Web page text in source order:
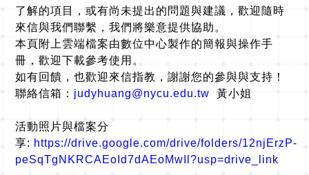
了解的項目，或有尚未提出的問題與建議，歡迎隨時
來信與我們聯繫，我們將樂意提供協助。
本頁附上雲端檔案由數位中心製作的簡報與操作手
冊，歡迎下載參考使用。
如有回饋，也歡迎來信指教，謝謝您的參與與支持！
聯絡信箱： judyhuang@nycu.edu.tw 黃小姐
活動照片與檔案分
享: https://drive.google.com/drive/folders/12njErzP-
peSqTgNKRCAEoId7dAEoMwIl?usp=drive_link